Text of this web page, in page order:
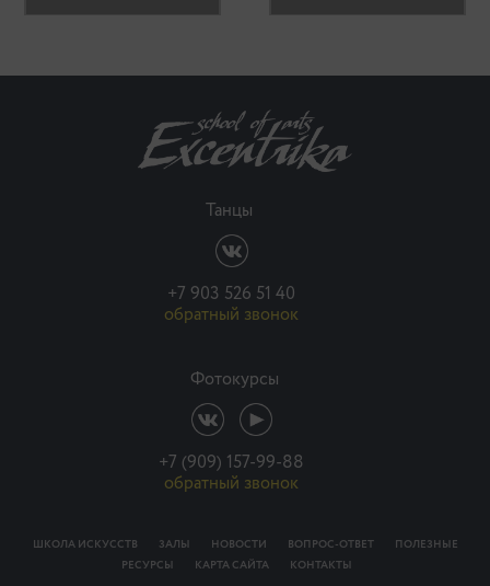
Танцы
+7 903 526 51 40
обратный звонок
Фотокурсы
+7 (909) 157-99-88
обратный звонок
ШКОЛА ИСКУССТВ ЗАЛЫ НОВОСТИ ВОПРОС-ОТВЕТ
ПОЛЕЗНЫЕ
РЕСУРСЫ
КАРТА САЙТА КОНТАКТЫ